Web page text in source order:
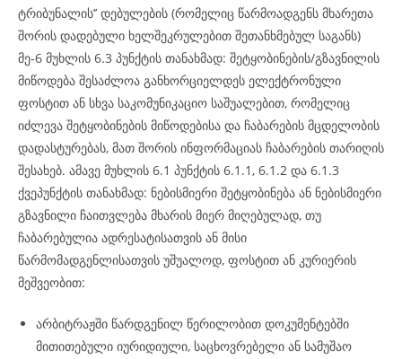
ტრიბუნალის’’ დებულების (რომელიც წარმოადგენს მხარეთა
შორის დადებული ხელშეკრულებით შეთანხმებულ საგანს)
მე-6 მუხლის 6.3 პუნქტის თანახმად: შეტყობინების/გზავნილის
მიწოდება შესაძლოა განხორციელდეს ელექტრონული
ფოსტით ან სხვა საკომუნიკაციო საშუალებით, რომელიც
იძლევა შეტყობინების მიწოდებისა და ჩაბარების მცდელობის
დადასტურებას, მათ შორის ინფორმაციას ჩაბარების თარიღის
შესახებ. ამავე მუხლის 6.1 პუნქტის 6.1.1, 6.1.2 და 6.1.3
ქვეპუნქტის თანახმად: ნებისმიერი შეტყობინება ან ნებისმიერი
გზავნილი ჩაითვლება მხარის მიერ მიღებულად, თუ
ჩაბარებულია ადრესატისათვის ან მისი
წარმომადგენლისათვის უშუალოდ, ფოსტით ან კურიერის
მეშვეობით:
არბიტრაჟში წარდგენილ წერილობით დოკუმენტებში
მითითებული იურიდიული, საცხოვრებელი ან სამუშაო